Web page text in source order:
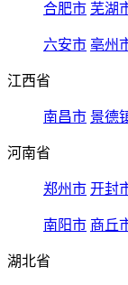
合肥市 芜湖
六安市 亳州
江西省
南昌市 景德
河南省
郑州市 开封
南阳市 商丘
湖北省